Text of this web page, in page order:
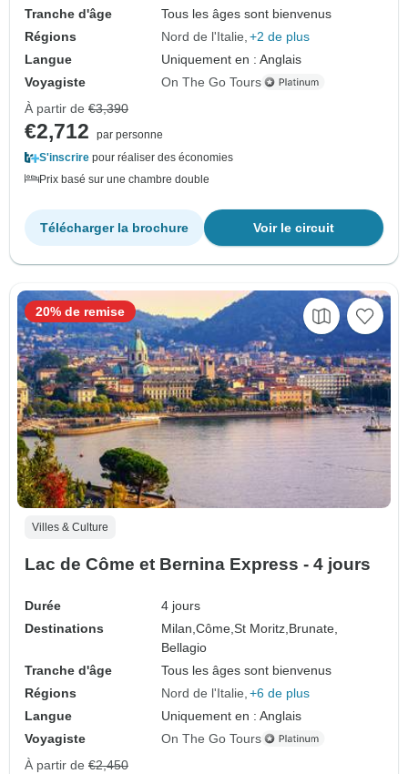
Tranche d'âge
Tous les âges sont bienvenus
Régions
Nord de l'Italie +2 de plus
Langue
Uniquement en : Anglais
Voyagiste
On The Go Tours
À partir de €3,390
€2,712
par personne
S'inscrire pour réaliser des économies
Prix basé sur une chambre double
Voir le circuit
Télécharger la brochure
Villes & Culture
Lac de Côme et Bernina Express - 4 jours
Durée
4 jours
Destinations
Milan,Côme,St Moritz, Brunate,
Bellagio
Tranche d'âge
Tous les âges sont bienvenus
Régions
Nord de l'Italie +6 de plus
Langue
Uniquement en : Anglais
Voyagiste
On The Go Tours
20% de remise
À partir de €2,450